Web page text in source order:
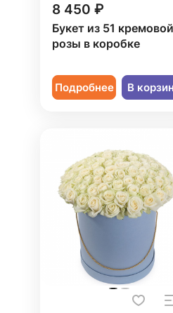
8 450 ₽
Букет из 51 кремовой
розы в коробке
Подробнее В